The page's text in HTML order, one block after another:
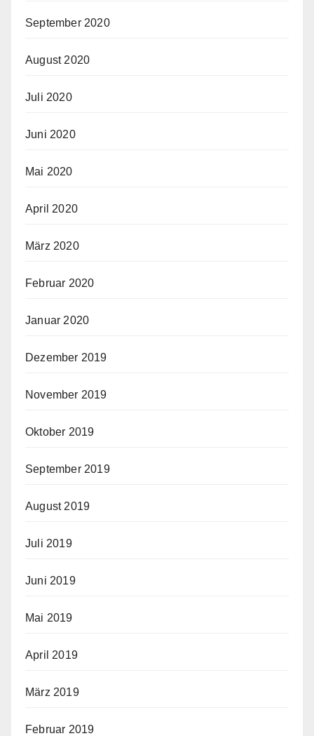
September 2020
August 2020
Juli 2020
Juni 2020
Mai 2020
April 2020
März 2020
Februar 2020
Januar 2020
Dezember 2019
November 2019
Oktober 2019
September 2019
August 2019
Juli 2019
Juni 2019
Mai 2019
April 2019
März 2019
Februar 2019